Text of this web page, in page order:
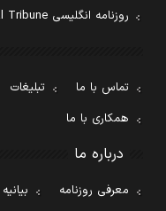
روزنامه انگلیسی Financial Tribune
تماس با ما تبلیغات
همکاری با ما
درباره ما
معرفی روزنامه